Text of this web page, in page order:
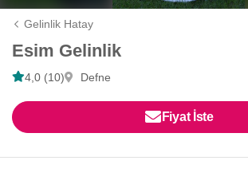
Gelinlik Hatay
Esim Gelinlik
4,0 (10) Defne
Fiyat İste